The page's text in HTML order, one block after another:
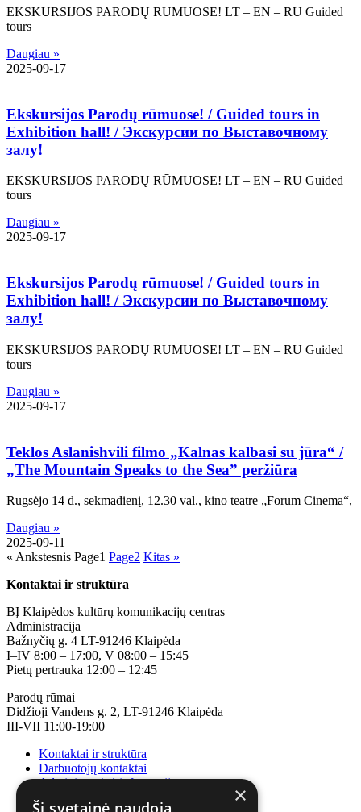
EKSKURSIJOS PARODŲ RŪMUOSE! LT – EN – RU Guided
tours
Daugiau »
2025-09-17
Ekskursijos Parodų rūmuose! / Guided tours in
Exhibition hall! / Экскурсии по Bыставочному
залу!
EKSKURSIJOS PARODŲ RŪMUOSE! LT – EN – RU Guided
tours
Daugiau »
2025-09-17
Ekskursijos Parodų rūmuose! / Guided tours in
Exhibition hall! / Экскурсии по Bыставочному
залу!
EKSKURSIJOS PARODŲ RŪMUOSE! LT – EN – RU Guided
tours
Daugiau »
2025-09-17
Teklos Aslanishvili filmo „Kalnas kalbasi su jūra“ /
„The Mountain Speaks to the Sea” peržiūra
Rugsėjo 14 d., sekmadienį, 12.30 val., kino teatre „Forum Cinema“,
Daugiau »
2025-09-11
« Ankstesnis Page1 Page2 Kitas »
Kontaktai ir struktūra
BĮ Klaipėdos kultūrų komunikacijų centras
Administracija
Bažnyčių g. 4 LT-91246 Klaipėda
I–IV 8:00 – 17:00, V 08:00 – 15:45
Pietų pertrauka 12:00 – 12:45
Parodų rūmai
Didžioji Vandens g. 2, LT-91246 Klaipėda
III-VII 11:00-19:00
Kontaktai ir struktūra
Darbuotojų kontaktai
Administracinė informacija
Korupcijos prevencija
×
Ši svetainė naudoja